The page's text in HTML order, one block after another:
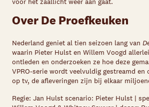
Over De Proefkeuken
Nederland geniet al tien seizoen lang van
waarin Pieter Hulst en Willem Voogd
ontleden en onderzoeken ze hoe deze
VPRO-serie wordt veelvuldig gestreamd en
op tv, de afleveringen zijn bij elkaar
Regie: Jan Hulst scenario: Pieter Hulst |